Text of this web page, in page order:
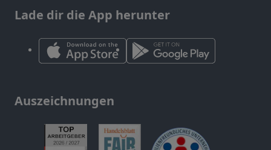
Lade dir die App herunter
Auszeichnungen